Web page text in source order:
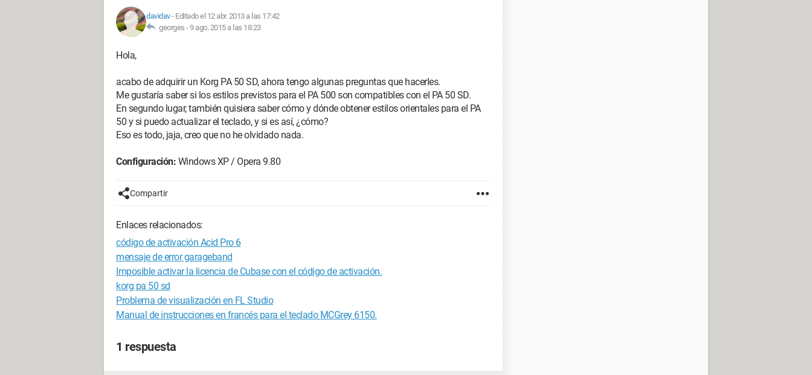
davidav- Editado el 12 abr. 2013 a las 17:42
georges -9 ago. 2015 a las 18:23
Hola,
acabo de adquirir un Korg PA 50 SD, ahora tengo algunas preguntas que hacerles.
Me gustaría saber si los estilos previstos para el PA 500 son compatibles con el PA 50 SD.
En segundo lugar, también quisiera saber cómo y dónde obtener estilos orientales para el PA
50 y si puedo actualizar el teclado, y si es así, ¿cómo?
Eso es todo, jaja, creo que no he olvidado nada.
Configuración: Windows XP / Opera 9.80
Compartir
Enlaces relacionados:
código de activación Acid Pro 6
mensaje de error garageband
Imposible activar la licencia de Cubase con el código de activación.
korg pa 50 sd
Problema de visualización en FL Studio
Manual de instrucciones en francés para el teclado MCGrey 6150.
1 respuesta